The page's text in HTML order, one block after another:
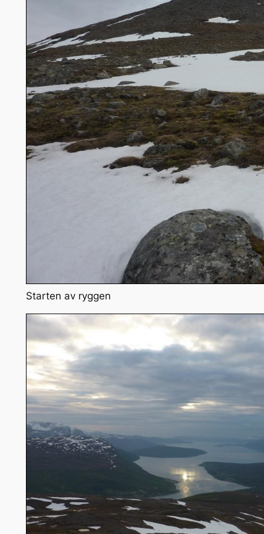
Starten av ryggen